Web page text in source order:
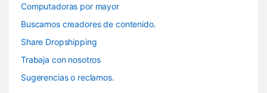
Computadoras por mayor
Buscamos creadores de contenido.
Share Dropshipping
Trabaja con nosotros
Sugerencias o reclamos.